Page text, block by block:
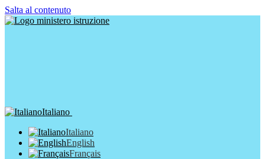
Salta al contenuto
Italiano
Italiano
English
Français